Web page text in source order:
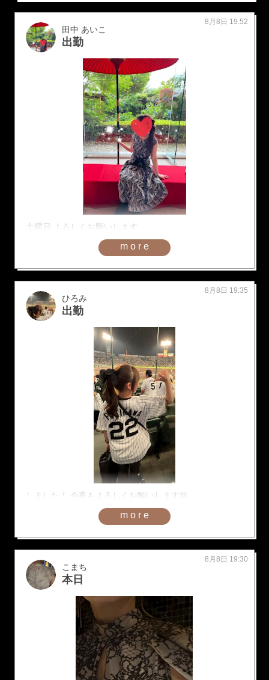
田中 あいこ
出勤
8月8日 19:52
土曜日 よろしくお願いします
more
ひろみ
出勤
8月8日 19:35
しました！ 今夜もよろしくお願いします🫶
more
こまち
本日
8月8日 19:30